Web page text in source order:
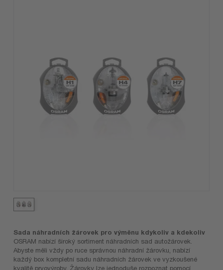
Sada náhradních žárovek pro výměnu kdykoliv a kdekoliv
OSRAM nabízí široký sortiment náhradních sad autožárovek.
Abyste měli vždy po ruce správnou náhradní žárovku, nabízí
každý box kompletní sadu náhradních žárovek ve vyzkoušené
kvalitě prvovýroby. Žárovky lze jednoduše rozpoznat pomocí